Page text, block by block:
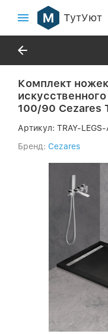
ТутУют
Комплект
100/90 Cezares
Артикул: TRAY-
Бренд: Cezares